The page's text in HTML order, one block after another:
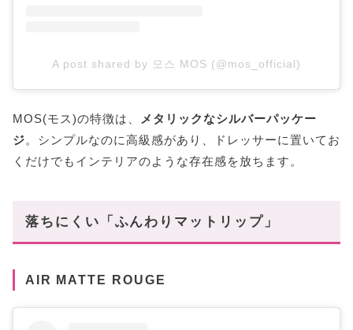
A post shared by 모스 MOS (@mos_official)
MOS(モス)の特徴は、
メタリックなシルバーパッケー
ジ。シンプルなのに高級感があり、ドレッサーに置いてお
くだけでもインテリアのような存在感を放ちます。
落ちにくい「ふんわりマットリップ」
AIR MATTE ROUGE